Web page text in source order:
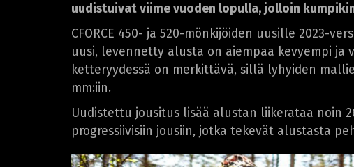
uudistuivat viime vuoden lopulla, jolloin
CFORCE 450- ja 520-mönkijöiden uusille 2023-
uusi, levennetty alusta on aiempaa kevyempi
ketteryydessä on merkittävä, sillä lyhyiden
mm:iin.
Uudistettu jousitus lisää alustan liikerataa noin
progressiivisiin jousiin, jotka tekevät alustasta